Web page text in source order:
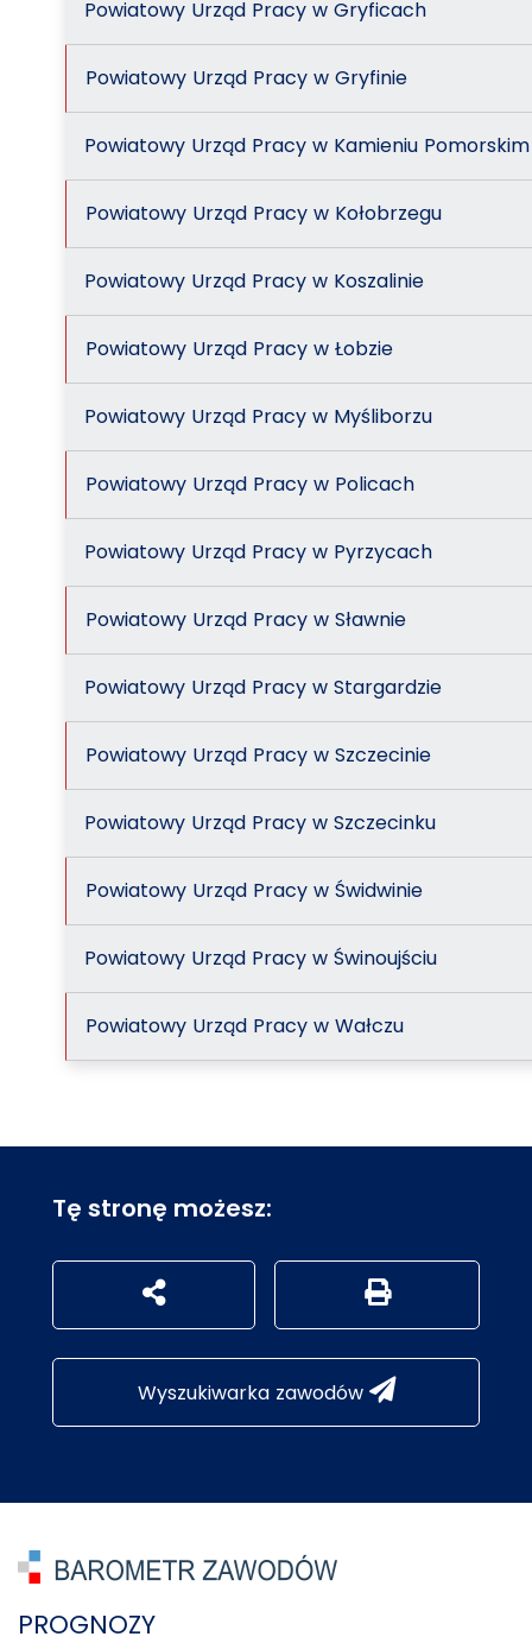
Powiatowy Urząd Pracy w Gryficach
Powiatowy Urząd Pracy w Gryfinie
Powiatowy Urząd Pracy w Kamieniu Pomorskim
Powiatowy Urząd Pracy w Kołobrzegu
Powiatowy Urząd Pracy w Koszalinie
Powiatowy Urząd Pracy w Łobzie
Powiatowy Urząd Pracy w Myśliborzu
Powiatowy Urząd Pracy w Policach
Powiatowy Urząd Pracy w Pyrzycach
Powiatowy Urząd Pracy w Sławnie
Powiatowy Urząd Pracy w Stargardzie
Powiatowy Urząd Pracy w Szczecinie
Powiatowy Urząd Pracy w Szczecinku
Powiatowy Urząd Pracy w Świdwinie
Powiatowy Urząd Pracy w Świnoujściu
Powiatowy Urząd Pracy w Wałczu
Tę stronę możesz:
udostępnij na social mediachGeneruj wersję
Wyszukiwarka zawodów
PROGNOZY